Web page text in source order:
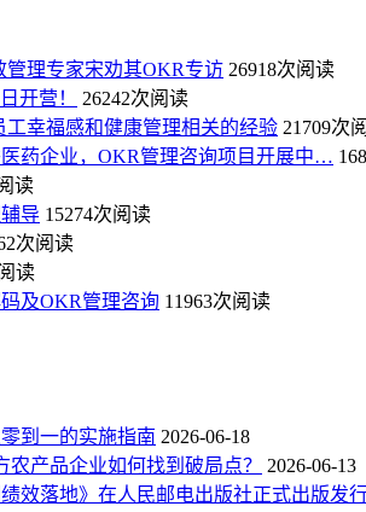
理专家宋劝其OKR专访 26918次阅读
开营！
26242次阅读
幸福感和健康管理相关的经验 21709次
医药企业，OKR管理咨询项目开展中…
读
导 15274次阅读
次阅读
读
及OKR管理咨询 11963次阅读
到一的实施指南 2026-06-18
产品企业如何找到破局点？
2026-06-13
效落地》在人民邮电出版社正式出版发